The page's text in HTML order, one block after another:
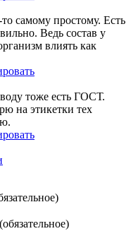
самому простому. Есть
Ведь состав у
влиять как
тоже есть ГОСТ.
на этикетки тех